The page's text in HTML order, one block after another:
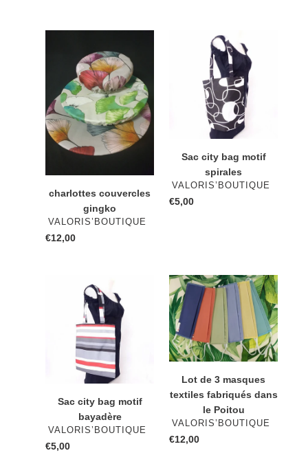
couvercles
gingko
charlottes couvercles
gingko
DISTRIBUTEUR
VALORIS’BOUTIQUE
Prix
€12,00
Sac
city
bag
motif
spirales
Sac city bag motif
spirales
DISTRIBUTEUR
VALORIS’BOUTIQUE
Prix
€5,00
city
bag
motif
bayadère
Sac city bag motif
bayadère
DISTRIBUTEUR
VALORIS’BOUTIQUE
Prix
€5,00
Lot
de
3
masques
textiles
fabriqués
Poitou
Lot de 3 masques
textiles fabriqués dans
le Poitou
DISTRIBUTEUR
VALORIS’BOUTIQUE
Prix
€12,00